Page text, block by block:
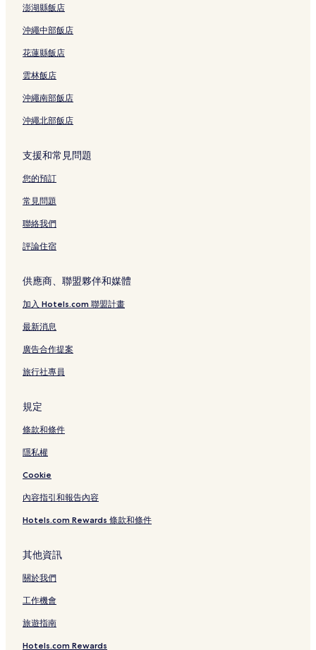
澎湖縣飯店
沖繩中部飯店
花蓮縣飯店
雲林飯店
沖繩南部飯店
沖繩北部飯店
支援和常見問題
您的預訂
常見問題
聯絡我們
評論住宿
供應商、聯盟夥伴和媒體
加入 Hotels.com 聯盟計畫
最新消息
廣告合作提案
旅行社專員
規定
條款和條件
隱私權
Cookie
內容指引和報告內容
Hotels.com Rewards 條款和條件
其他資訊
關於我們
工作機會
旅遊指南
Hotels.com Rewards